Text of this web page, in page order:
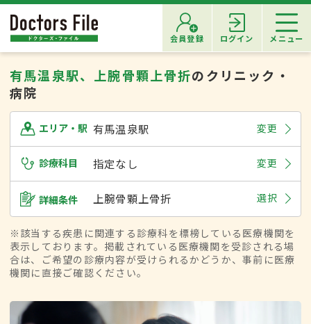
会員登録 ログイン メニュー
有馬温泉駅、上腕骨顆上骨折のクリニック・
病院
エリア・駅 有馬温泉駅 変更
診療科目 指定なし 変更
詳細条件 上腕骨顆上骨折 選択
※該当する疾患に関連する診療科を標榜している医療機関を
表示しております。掲載されている医療機関を受診される場
合は、ご希望の診療内容が受けられるかどうか、事前に医療
機関に直接ご確認ください。